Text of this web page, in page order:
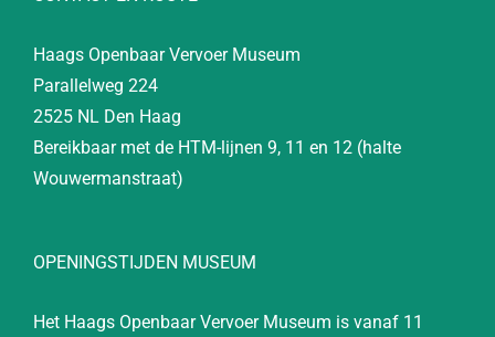
Haags Openbaar Vervoer Museum
Parallelweg 224
2525 NL Den Haag
Bereikbaar met de HTM-lijnen 9, 11 en 12 (halte
Wouwermanstraat)
OPENINGSTIJDEN MUSEUM
Het Haags Openbaar Vervoer Museum is vanaf 11